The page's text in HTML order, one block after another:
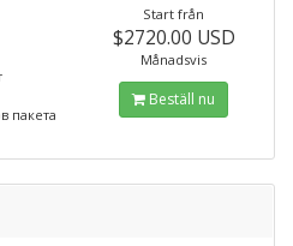
пакета
Start från
$2720.00 USD
Månadsvis
Beställ nu